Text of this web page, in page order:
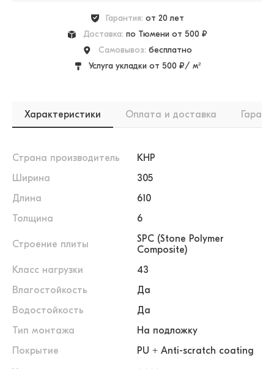
Гарантия: от 20 лет
Доставка: по Тюмени от 500 ₽
Самовывоз: бесплатно
Услуга укладки от 500 ₽/ м²
Характеристики Оплата и доставка
Страна производитель
КНР
Ширина
305
Длина
610
Толщина
6
Строение плиты
SPC (Stone Polymer
Composite)
Класс нагрузки
43
Влагостойкость
Да
Водостойкость
Да
Тип монтажа
На подложку
Покрытие
PU + Anti-scratch coating